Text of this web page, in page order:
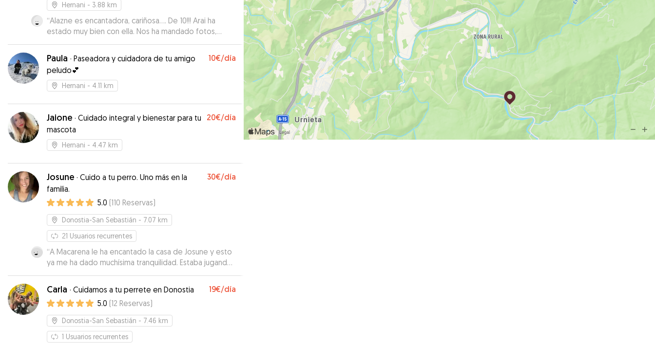
Hernani - 3.88 km
“Alazne es encantadora, cariñosa…. De 10!!! Arai ha
estado muy bien con ella. Nos ha mandado fotos,
vídeos… Repetiremos sin ninguna duda. 100%
recomendable.
Paula · Paseadora y cuidadora de tu amigo
peludo💕
10€/día
Hernani - 4.11 km
Jaione · Cuidado integral y bienestar para tu
mascota
20€/día
Hernani - 4.47 km
Josune · Cuido a tu perro. Uno más en la
familia.
30€/día
5.0 (110 Reservas)
Donostia-San Sebastián - 7.07 km
21 Usuarios recurrentes
“A Macarena le ha encantado la casa de Josune y esto
ya me ha dado muchísima tranquilidad. Estaba jugando
con ella desde el primer minuto como si eran
conocidos. Tuve una emergencia y tenía que viajar. Me
ha respondido con rapidez y me ha facilitado todo
para estar tranquila y poder atender la emergencia
que tenía. Muchas gracias.”
Carla · Cuidamos a tu perrete en Donostia 19€/día
5.0 (12 Reservas)
Donostia-San Sebastián - 7.46 km
1 Usuarios recurrentes